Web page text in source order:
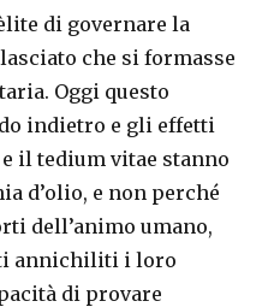
di governare la
che si formasse
Oggi questo
indietro e gli effetti
il tedium vitae stanno
d’olio, e non perché
dell’animo umano,
annichiliti i loro
di provare